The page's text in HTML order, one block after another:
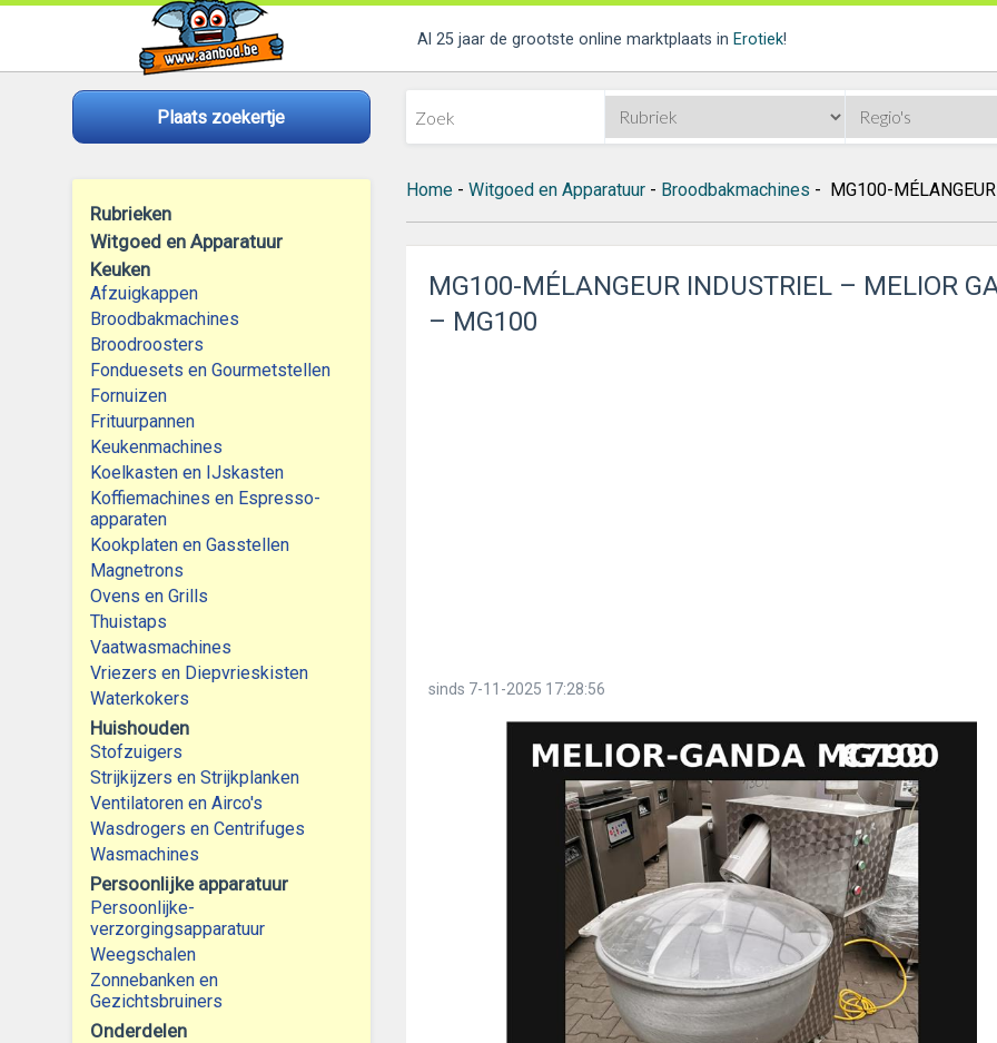
Al 25 jaar de grootste online marktplaats in Erotiek!
Plaats zoekertje
Rubrieken
Witgoed en Apparatuur
Keuken
Afzuigkappen
Broodbakmachines
Broodroosters
Fonduesets en Gourmetstellen
Fornuizen
Frituurpannen
Keukenmachines
Koelkasten en IJskasten
Koffiemachines en Espresso-
apparaten
Kookplaten en Gasstellen
Magnetrons
Ovens en Grills
Thuistaps
Vaatwasmachines
Vriezers en Diepvrieskisten
Waterkokers
Huishouden
Stofzuigers
Strijkijzers en Strijkplanken
Ventilatoren en Airco's
Wasdrogers en Centrifuges
Wasmachines
Persoonlijke apparatuur
Persoonlijke-
verzorgingsapparatuur
Weegschalen
Zonnebanken en
Gezichtsbruiners
Onderdelen
Home- Witgoed en Apparatuur- Broodbakmachines - MG100-
MG100-MÉLANGEUR INDUSTRIEL – MELIOR
– MG100
sinds 7-11-2025 17:28:56